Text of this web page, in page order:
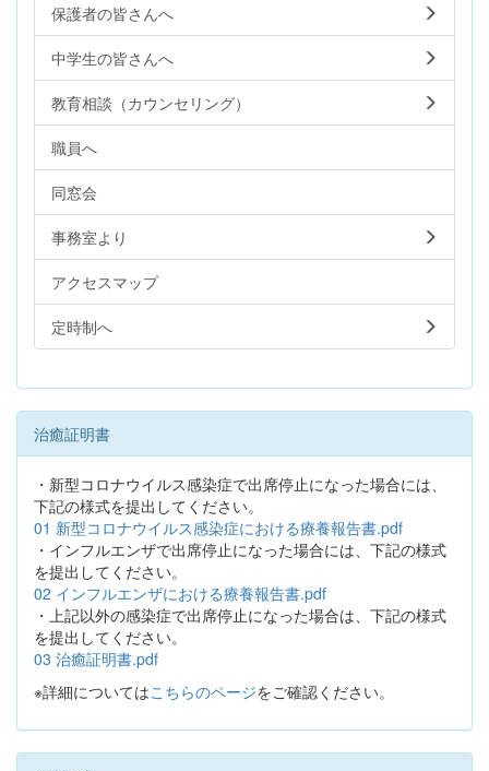
保護者の皆さんへ
中学生の皆さんへ
教育相談（カウンセリング）
職員へ
同窓会
事務室より
アクセスマップ
定時制へ
治癒証明書
・新型コロナウイルス感染症で出席停止になった場合には、
下記の様式を提出してください。
01 新型コロナウイルス感染症における療養報告書.pdf
・インフルエンザで出席停止になった場合には、下記の様式
を提出してください。
02 インフルエンザにおける療養報告書.pdf
・上記以外の感染症で出席停止になった場合は、下記の様式
を提出してください。
03 治癒証明書.pdf
※詳細についてはこちらのページをご確認ください。